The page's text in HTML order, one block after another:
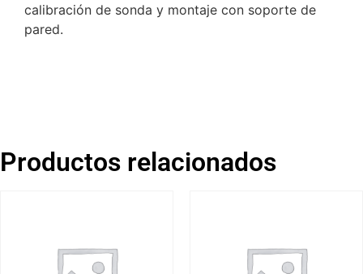
calibración de sonda y montaje con soporte de
pared.
Productos relacionados